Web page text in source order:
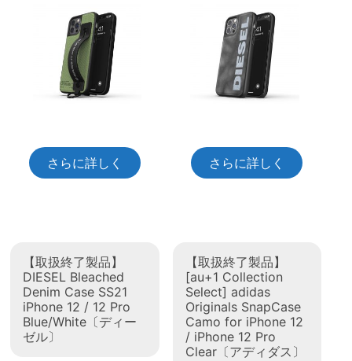
さらに詳しく さらに詳しく
【取扱終了製品】
DIESEL Bleached
Denim Case SS21
iPhone 12 / 12 Pro
Blue/White〔ディー
ゼル〕
【取扱終了製品】
[au+1 Collection
Select] adidas
Originals SnapCase
Camo for iPhone 12
/ iPhone 12 Pro
Clear〔アディダス〕